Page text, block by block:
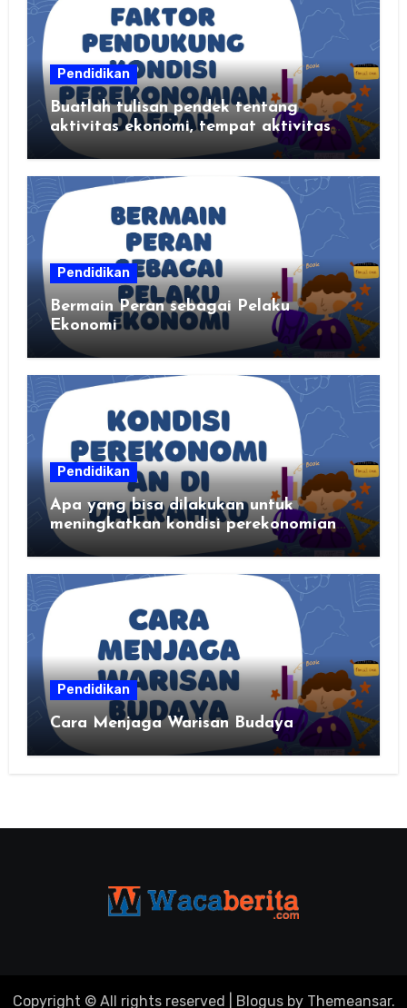
Pendidikan
Buatlah tulisan pendek tentang
aktivitas ekonomi, tempat aktivitas
ekonomi, dan hasil produksi daerah
kalian
Pendidikan
Bermain Peran sebagai Pelaku
Ekonomi
Pendidikan
Apa yang bisa dilakukan untuk
meningkatkan kondisi perekonomian
daerahku?
Pendidikan
Cara Menjaga Warisan Budaya
Copyright © All rights reserved Blogusby Themeansar.